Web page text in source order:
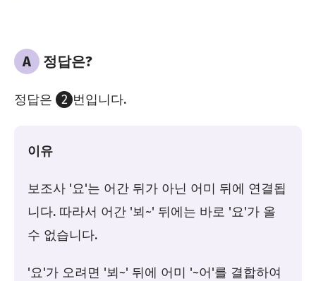
A 정답은?
정답은 2 번입니다.
이유
보조사 '요'는 어간 뒤가 아닌 어미 뒤에 연결됩
니다. 따라서 어간 '뵈~' 뒤에는 바로 '요'가 올
수 없습니다.
'요'가 오려면 '뵈~' 뒤에 어미 '~어'를 결합하여